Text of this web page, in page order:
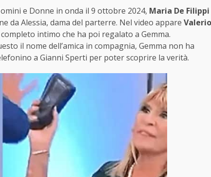
e Donne in onda il 9 ottobre 2024, Maria De Filippi
da Alessia, dama del parterre. Nel video appare Valerio
intimo che ha poi regalato a Gemma.
il nome dell’amica in compagnia, Gemma non ha
a Gianni Sperti per poter scoprire la verità.